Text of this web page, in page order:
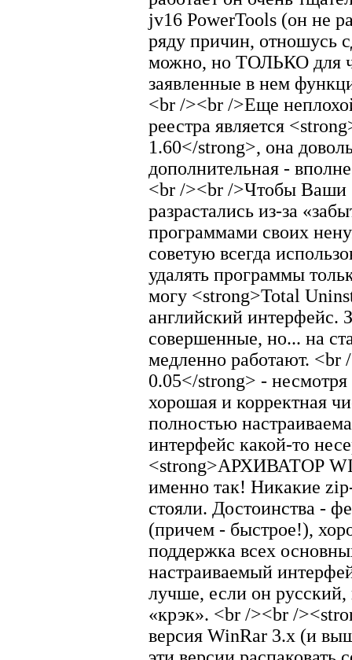
jv16 PowerTools (он не
ряду причин, отношусь
можно, но ТОЛЬКО для
заявленные в нем
<br /><br />Еще
реестра является
1.60</strong>, она
дополнительная -
<br /><br />Чтобы Ваши
разрастались из-за
программами своих
советую всегда
удалять программы
могу <strong>Total
английский интерфейс.
совершенные, но... на
медленно работают.
0.05</strong> -
хорошая и корректная
полностью
интерфейс какой-то
<strong>АРХИВАТОР
именно так! Никакие
стояли. Достоинства -
(причем - быстрое!),
поддержка всех
настраиваемый
лучше, если он
«крэк». <br /><br /
версия WinRar 3.x (и